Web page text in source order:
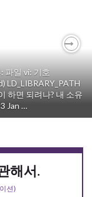
파일 vi: 기호
LD_LIBRARY_PATH
하면 되려나? 내 소유
Jan …
이 켜져 있다. 이것
있는것 같네? IBM
entry/AIX-
bin/usysfault -s
해서.
션)